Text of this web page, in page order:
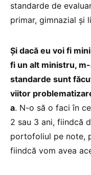
standarde de
primar, gimnazial și
Și dacă eu voi fi
fi un alt ministru,
standarde sunt
viitor
a. N-o să o faci în
2 sau 3 ani, fiindcă
portofoliul pe note,
fiindcă vom avea